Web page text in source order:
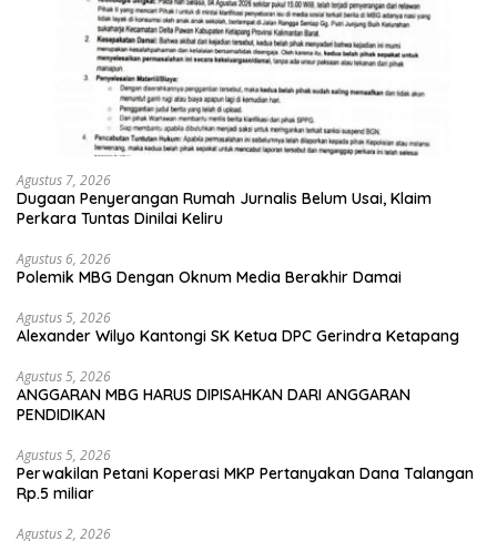
Agustus 7, 2026
Dugaan Penyerangan Rumah Jurnalis Belum Usai, Klaim
Perkara Tuntas Dinilai Keliru
Agustus 6, 2026
Polemik MBG Dengan Oknum Media Berakhir Damai
Agustus 5, 2026
Alexander Wilyo Kantongi SK Ketua DPC Gerindra Ketapang
Agustus 5, 2026
ANGGARAN MBG HARUS DIPISAHKAN DARI ANGGARAN
PENDIDIKAN
Agustus 5, 2026
Perwakilan Petani Koperasi MKP Pertanyakan Dana Talangan
Rp.5 miliar
Agustus 2, 2026